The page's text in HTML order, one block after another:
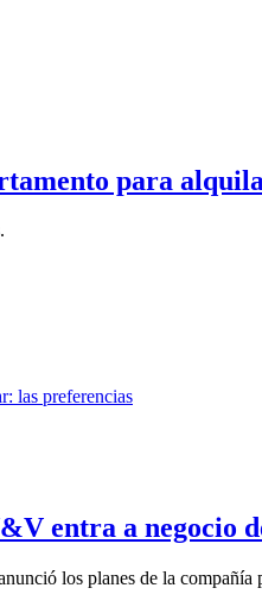
para
entra a negocio
los planes de la